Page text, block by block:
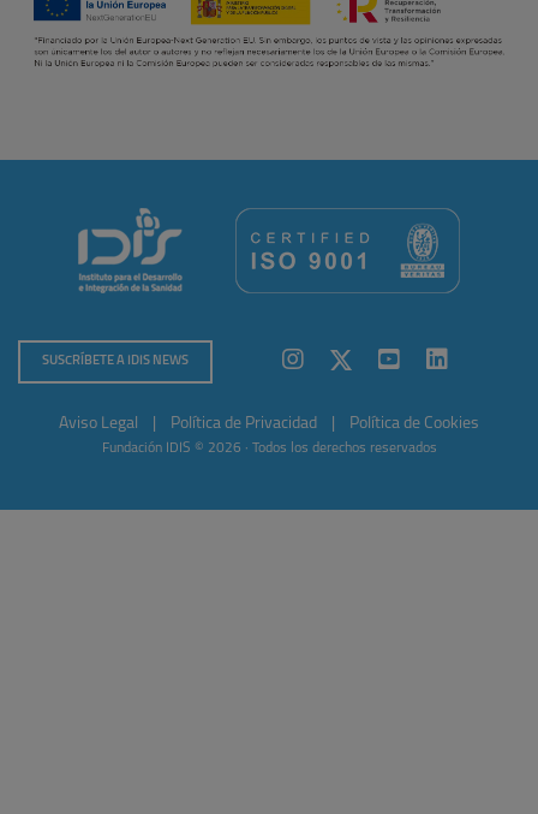
SUSCRÍBETE A IDIS NEWS
Aviso Legal Política de Privacidad Política de Cookies
Fundación IDIS © 2026 · Todos los derechos reservados